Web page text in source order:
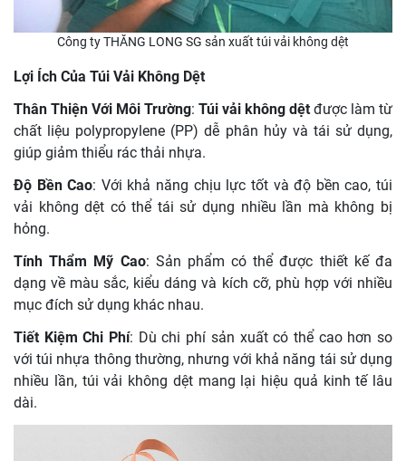
Công ty THĂNG LONG SG sản xuất túi vải không dệt
Lợi Ích Của Túi Vải Không Dệt
Thân Thiện Với Môi Trường: Túi vải không dệt được làm từ
chất liệu polypropylene (PP) dễ phân hủy và tái sử dụng,
giúp giảm thiểu rác thải nhựa.
Độ Bền Cao: Với khả năng chịu lực tốt và độ bền cao, túi
vải không dệt có thể tái sử dụng nhiều lần mà không bị
hỏng.
Tính Thẩm Mỹ Cao: Sản phẩm có thể được thiết kế đa
dạng về màu sắc, kiểu dáng và kích cỡ, phù hợp với nhiều
mục đích sử dụng khác nhau.
Tiết Kiệm Chi Phí: Dù chi phí sản xuất có thể cao hơn so
với túi nhựa thông thường, nhưng với khả năng tái sử dụng
nhiều lần, túi vải không dệt mang lại hiệu quả kinh tế lâu
dài.